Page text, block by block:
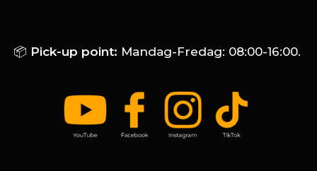
📦 Pick-up point: Mandag-Fredag: 08:00-16:00.